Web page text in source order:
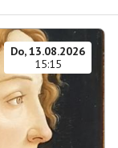
Do, 13.08.2026
15:15